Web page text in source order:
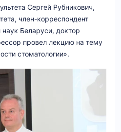
Сергей Рубникович,
член-корреспондент
Беларуси, доктор
провел лекцию на тему
стоматологии».